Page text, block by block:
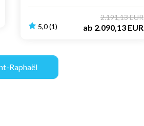
5,0 (1)
2.191,13 EUR
ab 2.090,13 EUR
Raphaël